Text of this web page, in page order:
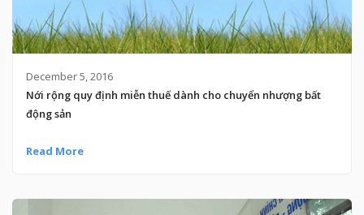
December 5, 2016
Nới rộng quy định miễn thuế dành cho chuyển nhượng bất
động sản
Read More